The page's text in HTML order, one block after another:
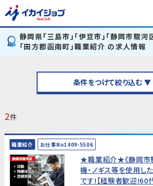
静岡県「三島市」「伊豆市」「静岡市駿河
「田方郡函南町」職業紹介 の求人情報
条件をつけて絞り込む ▼
2件
職業紹介 お仕事No1409-5506
★職業紹介★《静岡市
機・ノギス等を使用し
です!【経験者歓迎!60